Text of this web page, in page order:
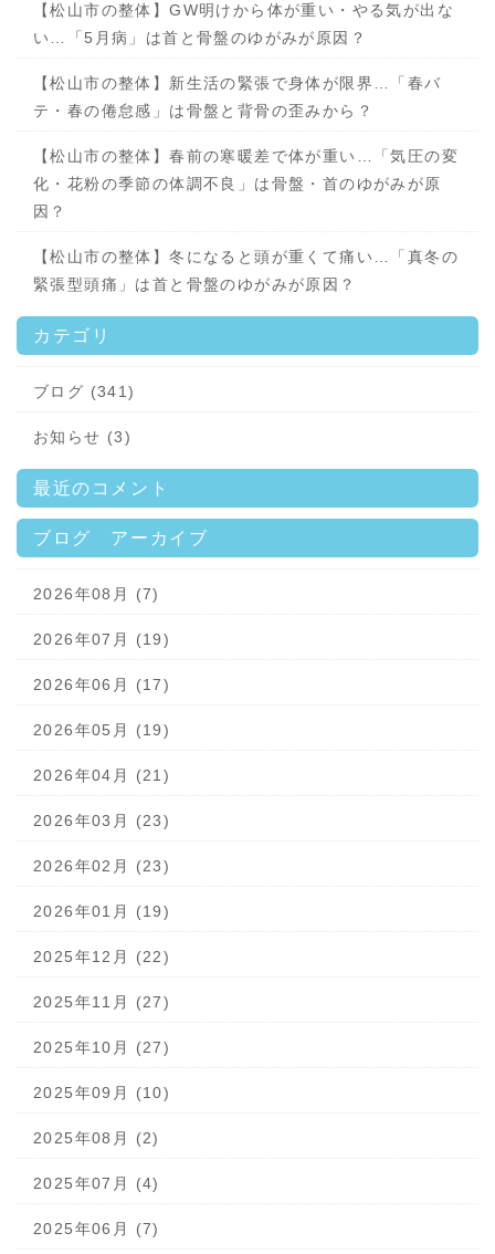
【松山市の整体】GW明けから体が重い・やる気が出な
い…「5月病」は首と骨盤のゆがみが原因？
【松山市の整体】新生活の緊張で身体が限界…「春バ
テ・春の倦怠感」は骨盤と背骨の歪みから？
【松山市の整体】春前の寒暖差で体が重い…「気圧の変
化・花粉の季節の体調不良」は骨盤・首のゆがみが原
因？
【松山市の整体】冬になると頭が重くて痛い…「真冬の
緊張型頭痛」は首と骨盤のゆがみが原因？
カテゴリ
ブログ (341)
お知らせ (3)
最近のコメント
ブログ アーカイブ
2026年08月 (7)
2026年07月 (19)
2026年06月 (17)
2026年05月 (19)
2026年04月 (21)
2026年03月 (23)
2026年02月 (23)
2026年01月 (19)
2025年12月 (22)
2025年11月 (27)
2025年10月 (27)
2025年09月 (10)
2025年08月 (2)
2025年07月 (4)
2025年06月 (7)